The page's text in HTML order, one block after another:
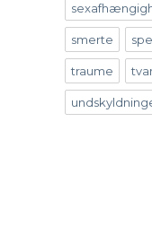
smerte
traume